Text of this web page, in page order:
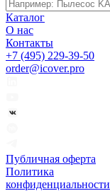
Каталог
О нас
Контакты
+7 (495) 229-39-50
order@icover.pro
Публичная оферта
Политика
конфиденциальности